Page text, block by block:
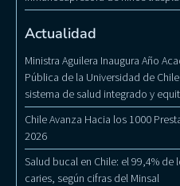
Actualidad
Ministra Aguilera Inaugura Año
Pública de la Universidad de
sistema de salud integrado y
Chile Avanza Hacia los 1000
2026
Salud bucal en Chile: el 99,4%
caries, según cifras del Minsal